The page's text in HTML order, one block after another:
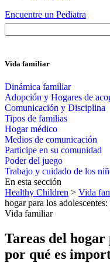
Encuentre un Pediatra
Vida familiar
Dinámica familiar
Adopción y Hogares de
Comunicación y Disciplina
Tipos de familias
Hogar médico
Medios de comunicación
Participe en su comunidad
Poder del juego
Trabajo y cuidado de los
En esta sección
Healthy Children > Vida
hogar para los
Vida familiar
Tareas del hogar
por qué es